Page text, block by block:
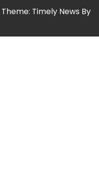
Theme: Timely News By